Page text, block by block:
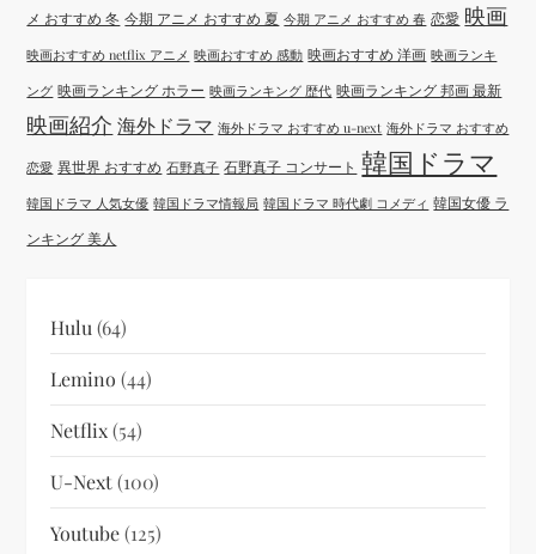
メ おすすめ 冬 今期 アニメ おすすめ 夏 今期 アニメ おすすめ 春 恋愛 映画
映画おすすめ netflix アニメ 映画おすすめ 感動 映画おすすめ 洋画 映画ランキ
ング 映画ランキング ホラー 映画ランキング 歴代 映画ランキング 邦画 最新
映画紹介 海外ドラマ 海外ドラマ おすすめ u-next 海外ドラマ おすすめ
恋愛 異世界 おすすめ 石野真子 石野真子 コンサート 韓国ドラマ
韓国ドラマ 人気女優 韓国ドラマ情報局 韓国ドラマ 時代劇 コメディ 韓国女優 ラ
ンキング 美人
Hulu (64)
Lemino (44)
Netflix(54)
U-Next(100)
Youtube(125)